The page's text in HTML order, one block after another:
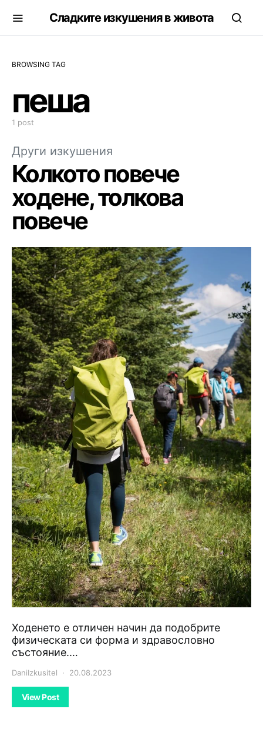
Сладките изкушения в живота
BROWSING TAG
пеша
1 post
Други изкушения
Колкото повече
ходене, толкова
повече
Ходенето е отличен начин да подобрите
физическата си форма и здравословно
състояние.…
DaniIzkusitel 20.08.2023
View Post